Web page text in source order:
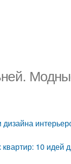
10 идей